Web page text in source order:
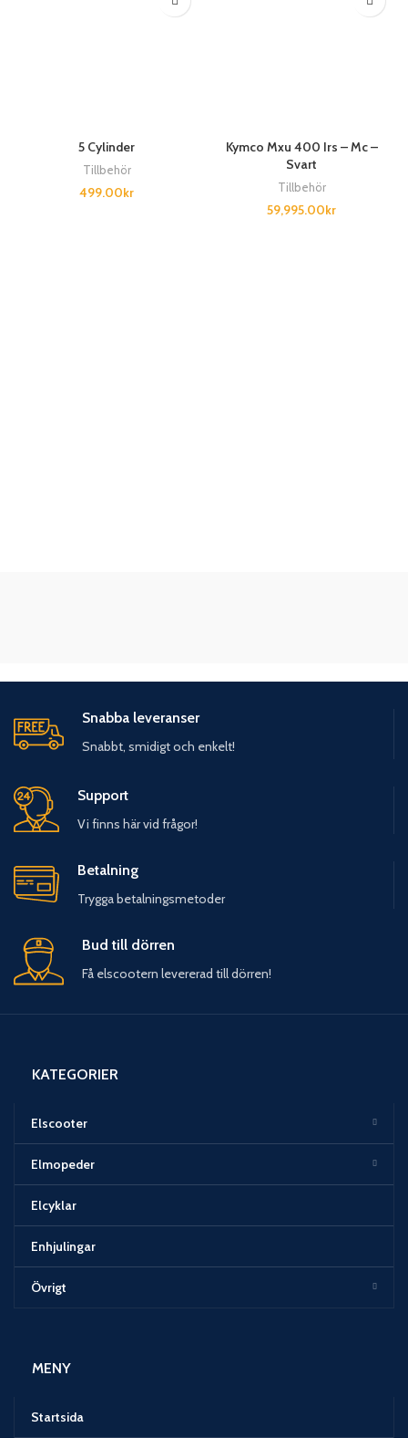
5 Cylinder
Tillbehör
499.00kr
Kymco Mxu 400 Irs – Mc –
Svart
Tillbehör
59,995.00kr
Snabba leveranser
Snabbt, smidigt och enkelt!
Support
Vi finns här vid frågor!
Betalning
Trygga betalningsmetoder
Bud till dörren
Få elscootern levererad till dörren!
KATEGORIER
Elscooter
Elmopeder
Elcyklar
Enhjulingar
Övrigt
MENY
Startsida